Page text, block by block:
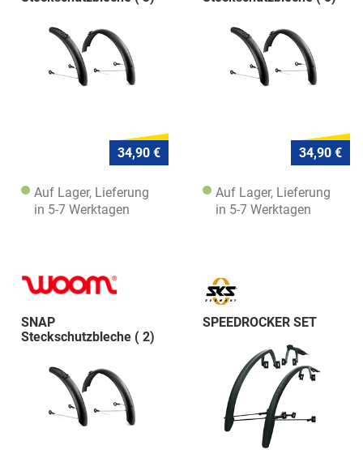
34,90 €
Auf Lager, Lieferung
in 5-7 Werktagen
34,90 €
Auf Lager, Lieferung
in 5-7 Werktagen
SNAP
Steckschutzbleche ( 2)
SPEEDROCKER SET